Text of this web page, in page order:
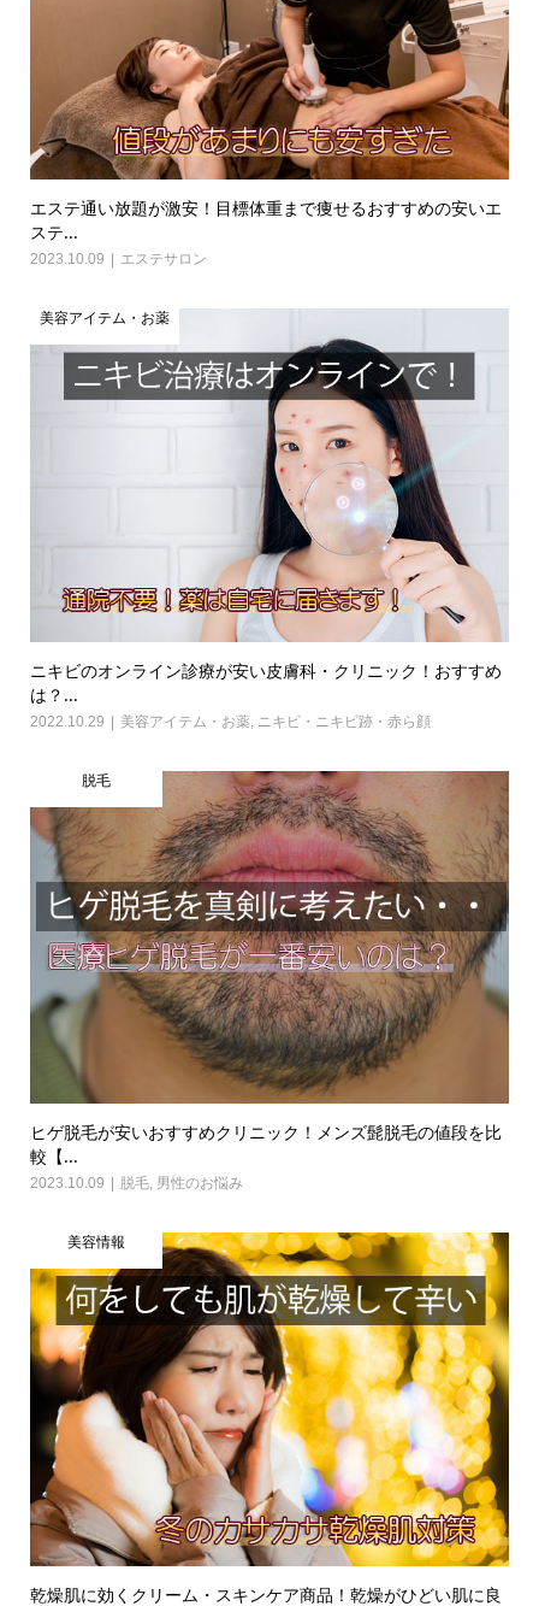
エステ通い放題が激安！目標体重まで痩せるおすすめの安いエ
ステ...
2023.10.09 エステサロン
美容アイテム・お薬
ニキビのオンライン診療が安い皮膚科・クリニック！おすすめ
は？...
2022.10.29 美容アイテム・お薬, ニキビ・ニキビ跡・赤ら顔
脱毛
ヒゲ脱毛が安いおすすめクリニック！メンズ髭脱毛の値段を比
較【...
2023.10.09 脱毛, 男性のお悩み
美容情報
乾燥肌に効くクリーム・スキンケア商品！乾燥がひどい肌に良